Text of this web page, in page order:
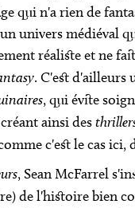
qui n'a rien de
univers médiéval
réaliste et ne
. C'est d'ailleurs
, qui évite
ainsi des
c'est le cas ici,
, Sean McFarrel
de l'histoire bien